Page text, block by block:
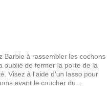
Barbie à rassembler les cochons
oublié de fermer la porte de la
Visez à l'aide d'un lasso pour
avant le coucher du...